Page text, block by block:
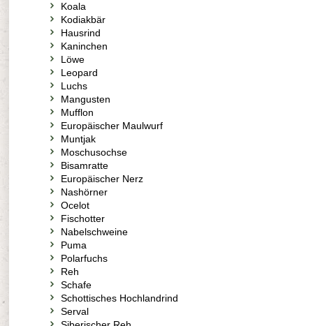
Koala
Kodiakbär
Hausrind
Kaninchen
Löwe
Leopard
Luchs
Mangusten
Mufflon
Europäischer Maulwurf
Muntjak
Moschusochse
Bisamratte
Europäischer Nerz
Nashörner
Ocelot
Fischotter
Nabelschweine
Puma
Polarfuchs
Reh
Schafe
Schottisches Hochlandrind
Serval